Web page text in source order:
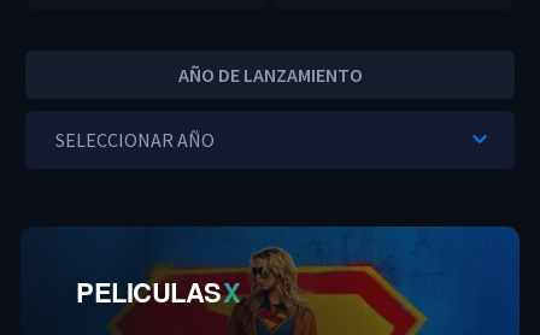
AÑO DE LANZAMIENTO
PELICULASX